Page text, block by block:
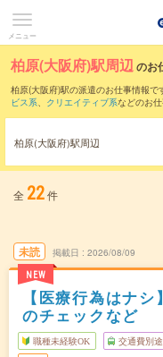
メニュー
柏原(大阪府)駅周辺のお
柏原(大阪府)駅の派遣のお仕事情報で
ビス系、 クリエイティブ系などのお
また、天王寺駅・玉造駅
事もご確認いただけます。
柏原(大阪府)駅周辺
全 22件
未読
NEW
掲載日 2026/08/09
【医療行為はナ
のチェックなど
職種未経験OK 交通費別